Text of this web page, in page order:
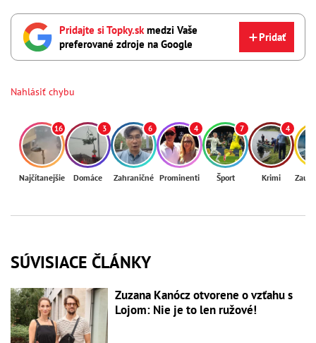
Pridajte si Topky.sk medzi Vaše
preferované zdroje na Google
Pridať
Nahlásiť chybu
16
Najčítanejšie
3
Domáce
6
Zahraničné
4
Prominenti
7
Šport
4
Krimi
SÚVISIACE ČLÁNKY
Zuzana Kanócz otvorene o vzťahu s
Lojom: Nie je to len ružové!